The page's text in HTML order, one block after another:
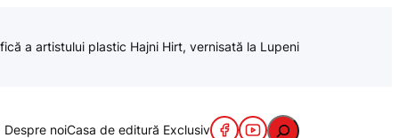
a artistului plastic Hajni Hirt, vernisată la Lupeni
Despre noiCasa de editură Exclusiv Caută